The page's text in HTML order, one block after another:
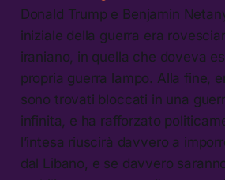
Donald Trump e Benjamin
iniziale della guerra era
iraniano, in quella che doveva
propria guerra lampo. Alla fine,
sono trovati bloccati in una
infinita, e ha rafforzato
l’intesa riuscirà davvero a
dal Libano, e se davvero